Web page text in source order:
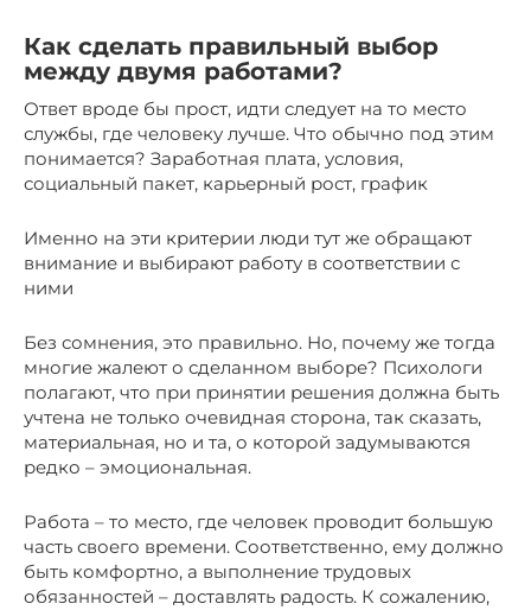
Как сделать правильный выбор
между двумя работами?
Ответ вроде бы прост, идти следует на то место
службы, где человеку лучше. Что обычно под этим
понимается? Заработная плата, условия,
социальный пакет, карьерный рост, график
Именно на эти критерии люди тут же обращают
внимание и выбирают работу в соответствии с
ними
Без сомнения, это правильно. Но, почему же тогда
многие жалеют о сделанном выборе? Психологи
полагают, что при принятии решения должна быть
учтена не только очевидная сторона, так сказать,
материальная, но и та, о которой задумываются
редко – эмоциональная.
Работа – то место, где человек проводит большую
часть своего времени. Соответственно, ему должно
быть комфортно, а выполнение трудовых
обязанностей – доставлять радость. К сожалению,